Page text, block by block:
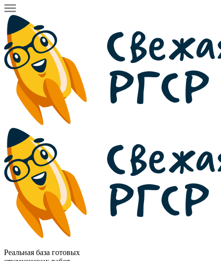
Реальная база готовых